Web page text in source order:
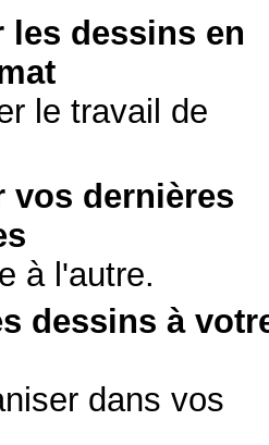
les dessins en
le travail de
vos dernières
à l'autre.
dessins à
dans vos